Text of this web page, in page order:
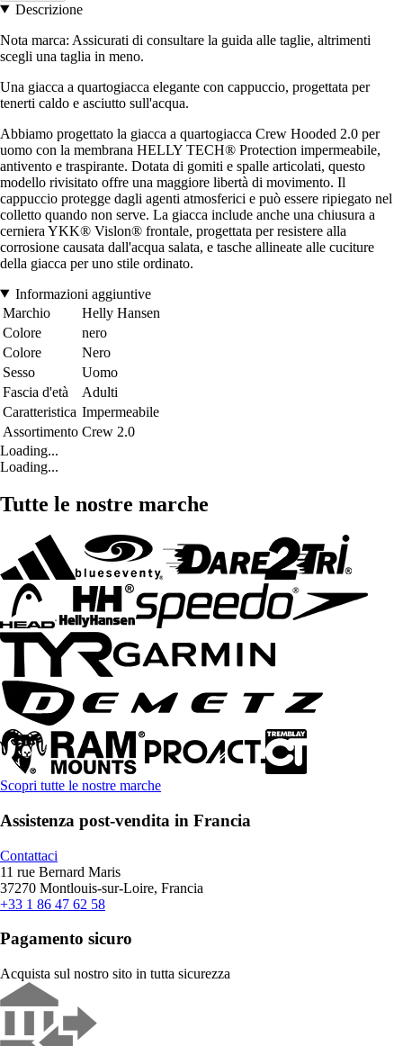
Descrizione
Nota marca: Assicurati di consultare la guida alle taglie, altrimenti
scegli una taglia in meno.
Una giacca a quartogiacca elegante con cappuccio, progettata per
tenerti caldo e asciutto sull'acqua.
Abbiamo progettato la giacca a quartogiacca Crew Hooded 2.0 per
uomo con la membrana HELLY TECH® Protection impermeabile,
antivento e traspirante. Dotata di gomiti e spalle articolati, questo
modello rivisitato offre una maggiore libertà di movimento. Il
cappuccio protegge dagli agenti atmosferici e può essere ripiegato nel
colletto quando non serve. La giacca include anche una chiusura a
cerniera YKK® Vislon® frontale, progettata per resistere alla
corrosione causata dall'acqua salata, e tasche allineate alle cuciture
della giacca per uno stile ordinato.
Informazioni aggiuntive
Marchio
Helly Hansen
Colore
nero
Colore
Nero
Sesso
Uomo
Fascia d'età
Adulti
Caratteristica Impermeabile
Assortimento Crew 2.0
Loading...
Loading...
Tutte le nostre marche
Scopri tutte le nostre marche
Assistenza post-vendita in Francia
Contattaci
11 rue Bernard Maris
37270 Montlouis-sur-Loire, Francia
+33 1 86 47 62 58
Pagamento sicuro
Acquista sul nostro sito in tutta sicurezza